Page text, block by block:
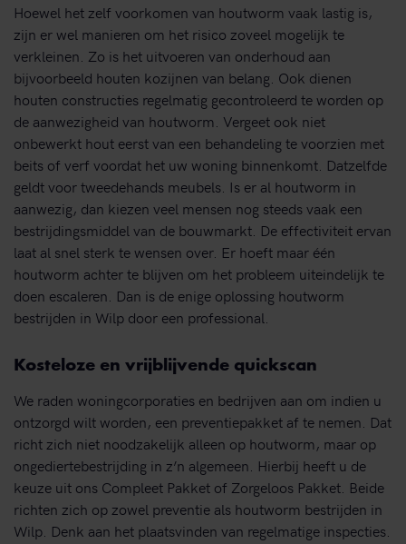
Hoewel het zelf voorkomen van houtworm vaak lastig is,
zijn er wel manieren om het risico zoveel mogelijk te
verkleinen. Zo is het uitvoeren van onderhoud aan
bijvoorbeeld houten kozijnen van belang. Ook dienen
houten constructies regelmatig gecontroleerd te worden op
de aanwezigheid van houtworm. Vergeet ook niet
onbewerkt hout eerst van een behandeling te voorzien met
beits of verf voordat het uw woning binnenkomt. Datzelfde
geldt voor tweedehands meubels. Is er al houtworm in
aanwezig, dan kiezen veel mensen nog steeds vaak een
bestrijdingsmiddel van de bouwmarkt. De effectiviteit ervan
laat al snel sterk te wensen over. Er hoeft maar één
houtworm achter te blijven om het probleem uiteindelijk te
doen escaleren. Dan is de enige oplossing houtworm
bestrijden in Wilp door een professional.
Kosteloze en vrijblijvende quickscan
We raden woningcorporaties en bedrijven aan om indien u
ontzorgd wilt worden, een preventiepakket af te nemen. Dat
richt zich niet noodzakelijk alleen op houtworm, maar op
ongediertebestrijding in z’n algemeen. Hierbij heeft u de
keuze uit ons Compleet Pakket of Zorgeloos Pakket. Beide
richten zich op zowel preventie als houtworm bestrijden in
Wilp. Denk aan het plaatsvinden van regelmatige inspecties.